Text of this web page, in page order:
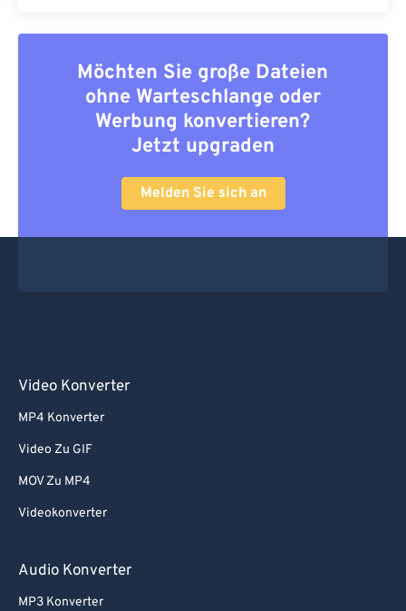
Möchten Sie große Dateien
ohne Warteschlange oder
Werbung konvertieren?
Jetzt upgraden
Melden Sie sich an
Video Konverter
MP4 Konverter
Video Zu GIF
MOV Zu MP4
Videokonverter
Audio Konverter
MP3 Konverter